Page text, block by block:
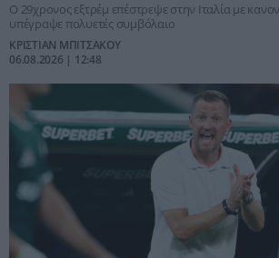
Ο 29χρονος εξτρέμ επέστρεψε στην Ιταλία με
υπέγραψε πολυετές συμβόλαιο
ΚΡΙΣΤΙΑΝ ΜΠΙΤΣΑΚΟΥ
06.08.2026 | 12:48